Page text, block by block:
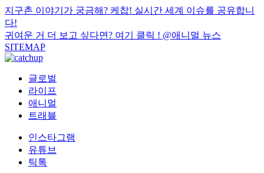
지구촌 이야기가 궁금해? 케찹! 실시간 세계 이슈를 공유합니
다!
귀여운 거 더 보고 싶다면? 여기 클릭 ! @애니멀 뉴스
SITEMAP
글로벌
라이프
애니멀
트래블
인스타그램
유튜브
틱톡